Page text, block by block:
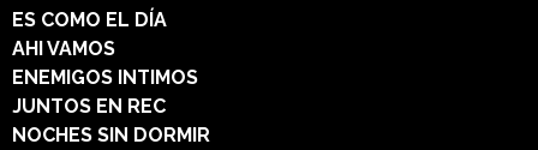
ES COMO EL DÍA
AHI VAMOS
ENEMIGOS INTIMOS
JUNTOS EN REC
NOCHES SIN DORMIR